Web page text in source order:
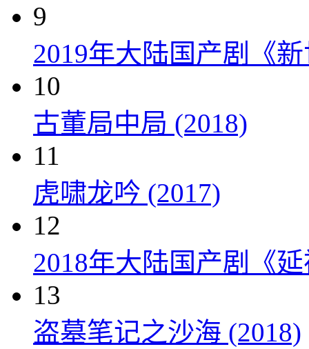
9
2019年大陆国产剧《
10
古董局中局 (2018)
11
虎啸龙吟 (2017)
12
2018年大陆国产剧《
13
盗墓笔记之沙海 (2018)